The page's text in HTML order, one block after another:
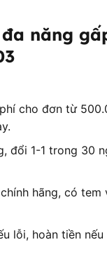
năng
cho đơn từ
đổi 1-1 trong 30
hãng, có tem
lỗi, hoàn tiền nếu